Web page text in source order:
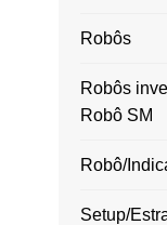
Robôs
Robôs
Robô SM
Robô/
Setup/